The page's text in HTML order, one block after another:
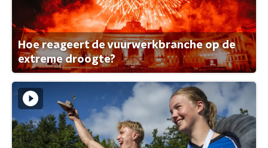
Hoe reageert de vuurwerkbranche op de
extreme droogte?